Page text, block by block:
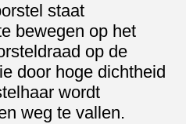
staat
bewegen op het
op de
door hoge dichtheid
wordt
weg te vallen.